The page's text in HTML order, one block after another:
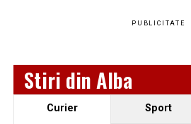
Jaf de peste 300.000 de
păgubită susține că ancheta
aproape o lună de la
PUBLICITATE
Stiri din Alba
Curier Sport